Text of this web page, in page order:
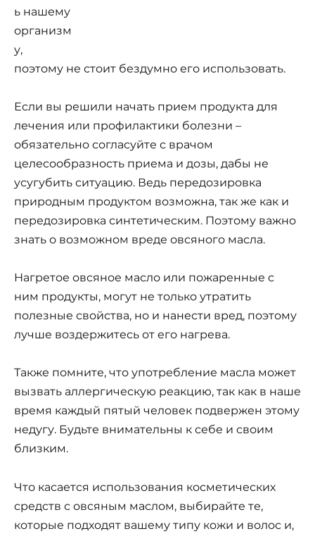
ь нашему
организм
у,
поэтому не стоит бездумно его использовать.
Если вы решили начать прием продукта для
лечения или профилактики болезни –
обязательно согласуйте с врачом
целесообразность приема и дозы, дабы не
усугубить ситуацию. Ведь передозировка
природным продуктом возможна, так же как и
передозировка синтетическим. Поэтому важно
знать о возможном вреде овсяного масла.
Нагретое овсяное масло или пожаренные с
ним продукты, могут не только утратить
полезные свойства, но и нанести вред, поэтому
лучше воздержитесь от его нагрева.
Также помните, что употребление масла может
вызвать аллергическую реакцию, так как в наше
время каждый пятый человек подвержен этому
недугу. Будьте внимательны к себе и своим
близким.
Что касается использования косметических
средств с овсяным маслом, выбирайте те,
которые подходят вашему типу кожи и волос и,